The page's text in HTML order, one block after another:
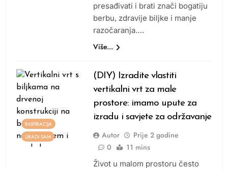
presađivati i brati znači bogatiju
berbu, zdravije biljke i manje
razočaranja….
Više...
INSPIRACIJA
URADI SAM
(DIY) Izradite vlastiti
vertikalni vrt za male
prostore: imamo upute za
izradu i savjete za održavanje
Autor Prije 2 godine
0
11 mins
Život u malom prostoru često